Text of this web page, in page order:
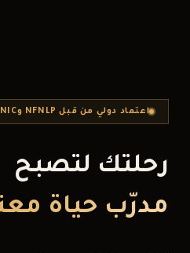
اعتماد دولي من قبل NFNLP وNIC
رحلتك لتصبح
مدرّب حياة